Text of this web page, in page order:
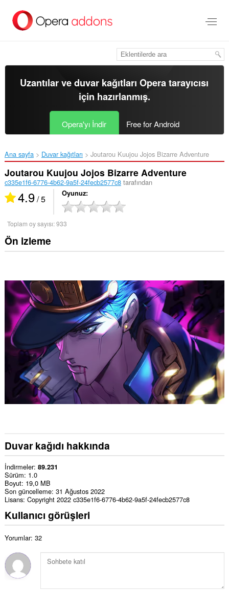
içeriğe
Uzantılar ve duvar kağıtlarıOpera tarayıcısı
için hazırlanmış.
Opera'yı İndir Free for Android
Ana sayfa Duvar kağıtları Joutarou Kuujou Jojos Bizarre Adventure‎
Joutarou Kuujou Jojos Bizarre Adventure
c335e1f6-6776-4b62-9a5f-24fecb2577c8tarafından
4.9/ 5 Oyunuz
Toplam oy sayısı:933
Ön izleme
Duvar kağıdı hakkında
İndirmeler 89.231
Sürüm 1.0
Boyut 19,0 MB
Son güncelleme 31 Ağustos 2022
Lisans Copyright 2022 c335e1f6-6776-4b62-9a5f-24fecb2577c8
Kullanıcı görüşleri
Yorumlar: 32